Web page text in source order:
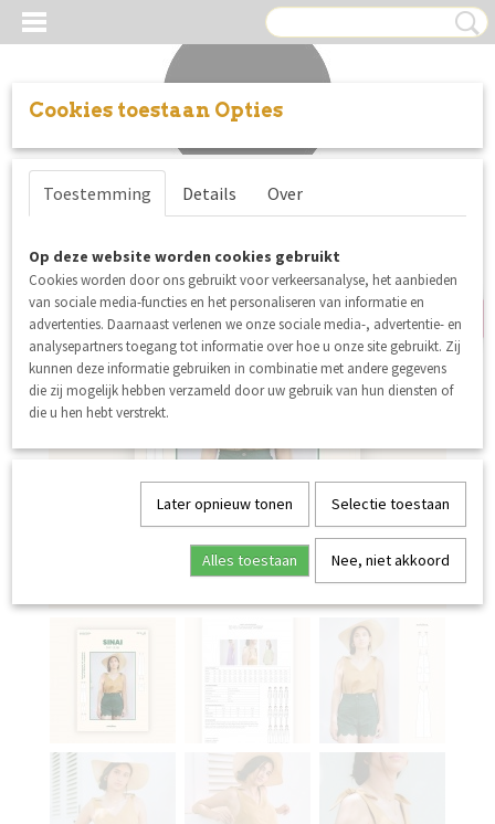
Inloggen Registreren
nieuw
Cookies toestaan Opties
Toestemming Details Over
Op deze website worden cookies gebruikt
Cookies worden door ons gebruikt voor verkeersanalyse, het aanbieden
van sociale media-functies en het personaliseren van informatie en
advertenties. Daarnaast verlenen we onze sociale media-, advertentie- en
analysepartners toegang tot informatie over hoe u onze site gebruikt. Zij
kunnen deze informatie gebruiken in combinatie met andere gegevens
die zij mogelijk hebben verzameld door uw gebruik van hun diensten of
die u hen hebt verstrekt.
Later opnieuw tonen Selectie toestaan
Alles toestaan Nee, niet akkoord